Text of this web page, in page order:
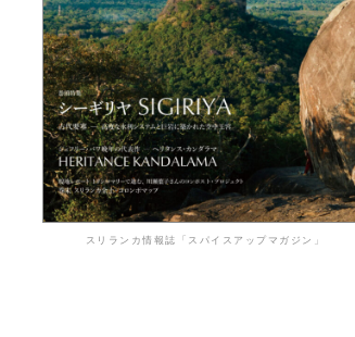
スリランカ情報誌「スパイスアップマガジン」